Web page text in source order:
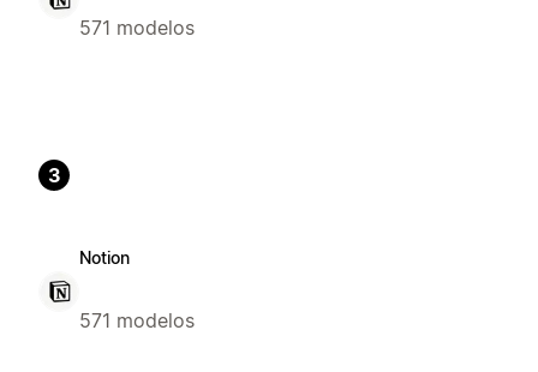
571 modelos
3
Notion
571 modelos